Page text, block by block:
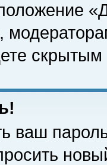
скрытым
ваш